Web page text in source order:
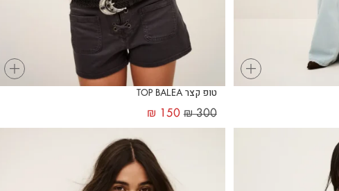
+
+
טופ קצר TOP BALEA
₪300
₪ 150